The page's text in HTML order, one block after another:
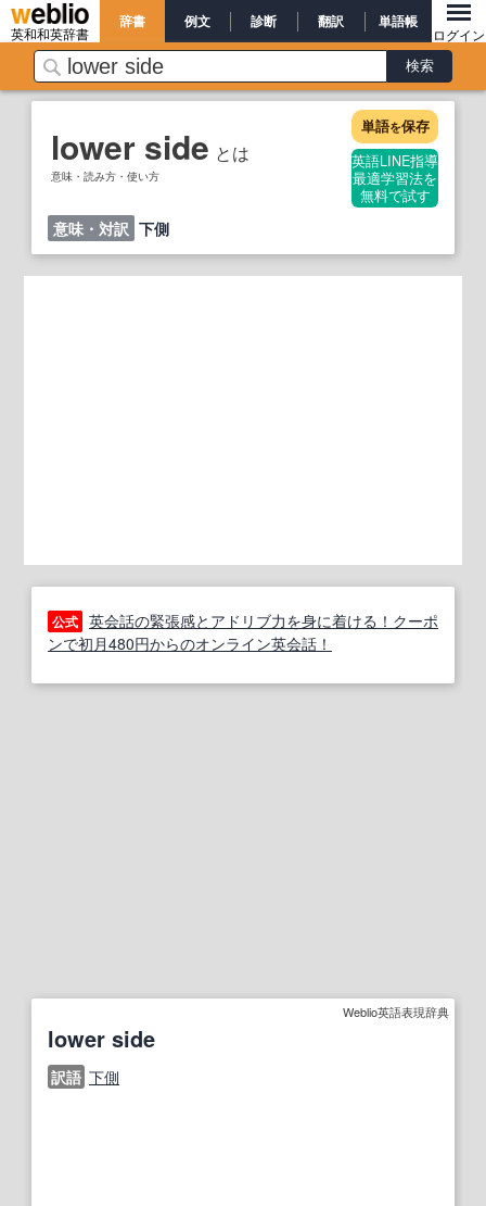
英和和英辞書
辞書 例文 診断 翻訳 単語帳
ログイン
lower side とは
意味・読み方・使い方
単語を保存
英語LINE指導
最適学習法を
無料で試す
意味・対訳 下側
公式 英会話の緊張感とアドリブ力を身に着ける！クーポ
ンで初月480円からのオンライン英会話！
Weblio英語表現辞典
lower side
訳語 下側